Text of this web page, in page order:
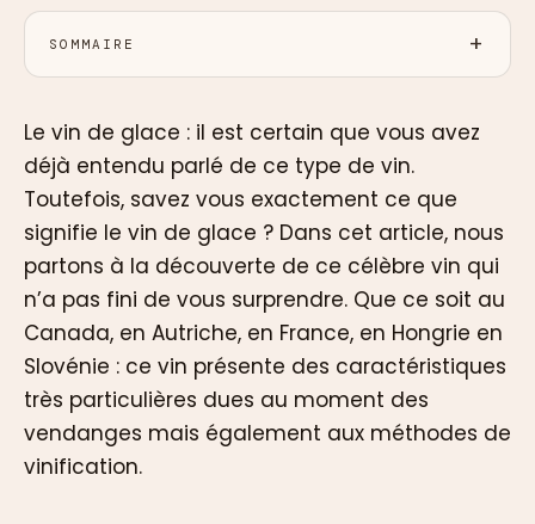
SOMMAIRE
Le vin de glace : il est certain que vous avez
déjà entendu parlé de ce type de vin.
Toutefois, savez vous exactement ce que
signifie le vin de glace ? Dans cet article, nous
partons à la découverte de ce célèbre vin qui
n’a pas fini de vous surprendre. Que ce soit au
Canada, en Autriche, en France, en Hongrie en
Slovénie : ce vin présente des caractéristiques
très particulières dues au moment des
vendanges mais également aux méthodes de
vinification.